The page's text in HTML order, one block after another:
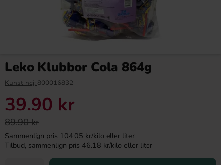
Leko Klubbor Cola 864g
Kunst nej: 800016832
39.90 kr
89.90 kr
Sammenlign pris 104.05 kr/kilo eller liter
Tilbud, sammenlign pris 46.18 kr/kilo eller liter